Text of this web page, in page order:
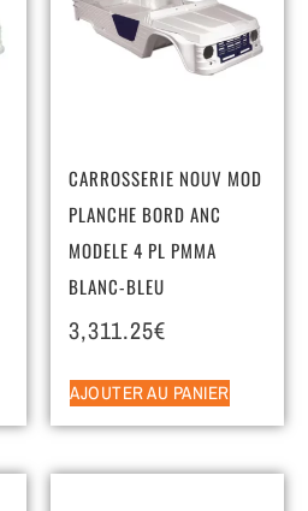
CARROSSERIE NOUV MOD
PLANCHE BORD ANC
MODELE 4 PL PMMA
BLANC-BLEU
3,311.25€
AJOUTER AU PANIER